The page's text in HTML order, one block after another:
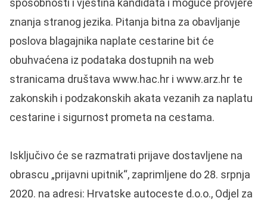
sposobnosti i vještina kandidata i moguće provjere
znanja stranog jezika. Pitanja bitna za obavljanje
poslova blagajnika naplate cestarine bit će
obuhvaćena iz podataka dostupnih na web
stranicama društava www.hac.hr i www.arz.hr te
zakonskih i podzakonskih akata vezanih za naplatu
cestarine i sigurnost prometa na cestama.
Isključivo će se razmatrati prijave dostavljene na
obrascu „prijavni upitnik“, zaprimljene do 28. srpnja
2020. na adresi: Hrvatske autoceste d.o.o., Odjel za